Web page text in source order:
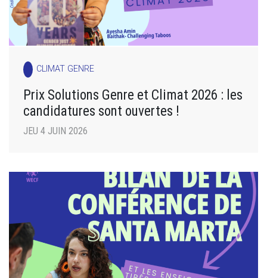
CLIMAT GENRE
Prix Solutions Genre et Climat 2026 : les
candidatures sont ouvertes !
JEU 4 JUIN 2026